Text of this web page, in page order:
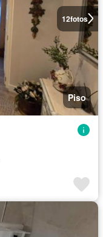
12fotos
Piso